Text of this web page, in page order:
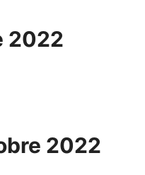
2022
2022